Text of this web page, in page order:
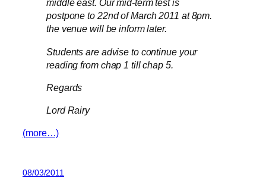
middle east. Our mid-term test is
postpone to 22nd of March 2011 at 8pm.
the venue will be inform later.
Students are advise to continue your
reading from chap 1 till chap 5.
Regards
Lord Rairy
(more…)
08/03/2011